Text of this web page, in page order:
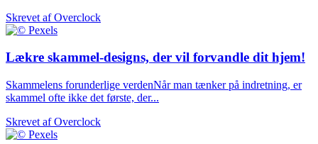
Skrevet afOverclock
Lækre skammel-designs, der vil forvandle dit hjem!
Skammelens forunderlige verdenNår man tænker på indretning, er
skammel ofte ikke det første, der...
Skrevet afOverclock